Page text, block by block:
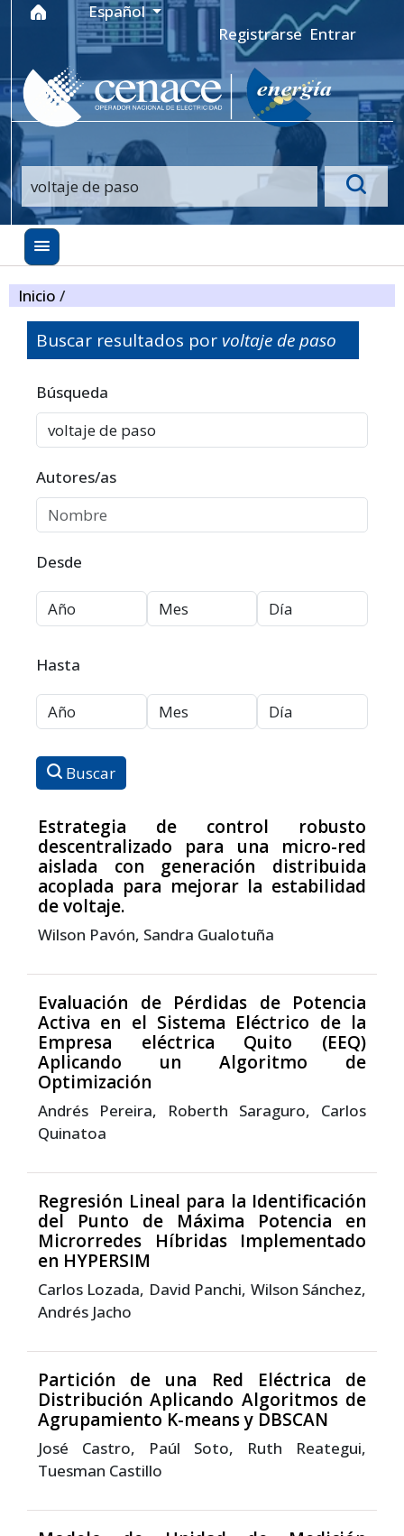
Ir al menú de navegación principal
Ir al contenido principal
Ir al pie de página del sitio
Idioma
Español
Registrarse Entrar
Inicio /
Buscar resultados por voltaje de paso
Filtros avanzados
Búsqueda
Autores/as
Desde
Hasta
Buscar
Estrategia de control robusto
descentralizado para una micro-red
aislada con generación distribuida
acoplada para mejorar la estabilidad
de voltaje.
Wilson Pavón, Sandra Gualotuña
Evaluación de Pérdidas de Potencia
Activa en el Sistema Eléctrico de la
Empresa eléctrica Quito (EEQ)
Aplicando un Algoritmo de
Optimización
Andrés Pereira, Roberth Saraguro, Carlos
Quinatoa
Regresión Lineal para la Identificación
del Punto de Máxima Potencia en
Microrredes Híbridas Implementado
en HYPERSIM
Carlos Lozada, David Panchi, Wilson Sánchez,
Andrés Jacho
Partición de una Red Eléctrica de
Distribución Aplicando Algoritmos de
Agrupamiento K-means y DBSCAN
José Castro, Paúl Soto, Ruth Reategui,
Tuesman Castillo